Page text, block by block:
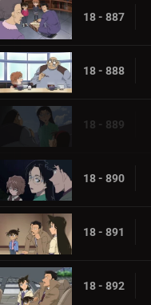
18 - 887
18 - 888
18 - 889
18 - 890
18 - 891
18 - 892